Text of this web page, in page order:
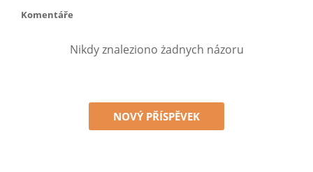
Komentáře
Nikdy znaleziono żadnych názoru
NOVÝ PŘÍSPĚVEK